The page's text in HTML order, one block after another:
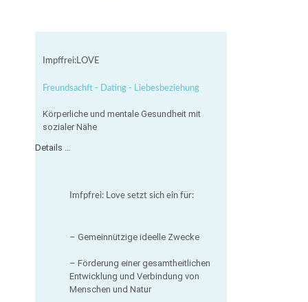
Impffrei:LOVE
Freundsachft - Dating - Liebesbeziehung
Körperliche und mentale Gesundheit mit
sozialer Nähe
Details …
Imfpfrei: Love setzt sich ein für:
– Gemeinnützige ideelle Zwecke
– Förderung einer gesamtheitlichen
Entwicklung und Verbindung von
Menschen und Natur